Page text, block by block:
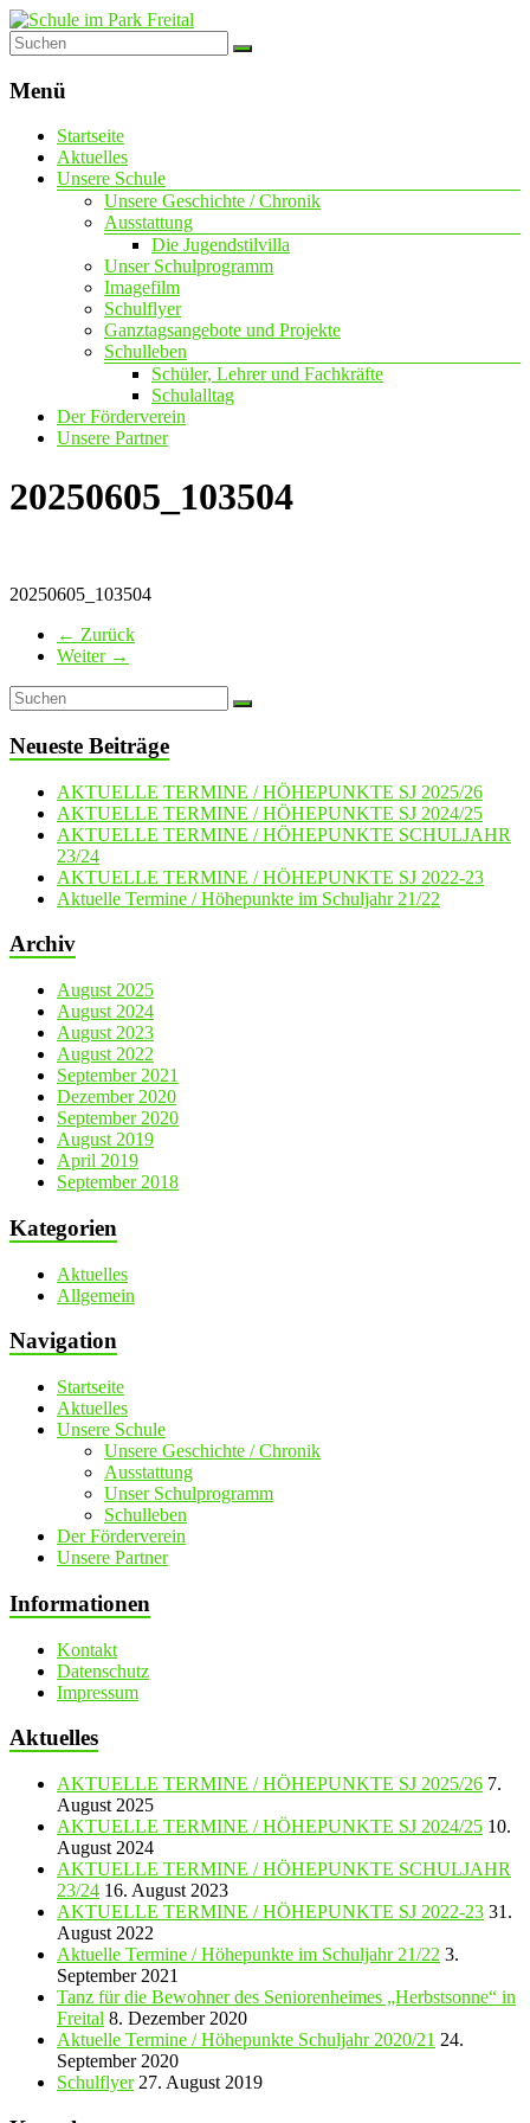
Schule
im
Freital
Förderschwerpunkt
Entwicklung
Menü
Startseite
Aktuelles
Unsere Schule
Unsere Geschichte / Chronik
Ausstattung
Die Jugendstilvilla
Unser Schulprogramm
Imagefilm
Schulflyer
Ganztagsangebote und Projekte
Schulleben
Schüler, Lehrer und Fachkräfte
Schulalltag
Der Förderverein
Unsere Partner
20250605_103504
20250605_103504
← Zurück
Weiter →
Neueste Beiträge
AKTUELLE TERMINE / HÖHEPUNKTE SJ 2025/26
AKTUELLE TERMINE / HÖHEPUNKTE SJ 2024/25
AKTUELLE TERMINE / HÖHEPUNKTE SCHULJAHR
23/24
AKTUELLE TERMINE / HÖHEPUNKTE SJ 2022-23
Aktuelle Termine / Höhepunkte im Schuljahr 21/22
Archiv
August 2025
August 2024
August 2023
August 2022
September 2021
Dezember 2020
September 2020
August 2019
April 2019
September 2018
Kategorien
Aktuelles
Allgemein
Navigation
Startseite
Aktuelles
Unsere Schule
Unsere Geschichte / Chronik
Ausstattung
Unser Schulprogramm
Schulleben
Der Förderverein
Unsere Partner
Informationen
Kontakt
Datenschutz
Impressum
Aktuelles
AKTUELLE TERMINE / HÖHEPUNKTE SJ 2025/26 7.
August 2025
AKTUELLE TERMINE / HÖHEPUNKTE SJ 2024/25 10.
August 2024
AKTUELLE TERMINE / HÖHEPUNKTE SCHULJAHR
23/24 16. August 2023
AKTUELLE TERMINE / HÖHEPUNKTE SJ 2022-23 31.
August 2022
Aktuelle Termine / Höhepunkte im Schuljahr 21/22 3.
September 2021
Tanz für die Bewohner des Seniorenheimes „Herbstsonne“ in
Freital 8. Dezember 2020
Aktuelle Termine / Höhepunkte Schuljahr 2020/21 24.
September 2020
Schulflyer 27. August 2019